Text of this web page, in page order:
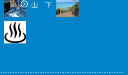
山 下